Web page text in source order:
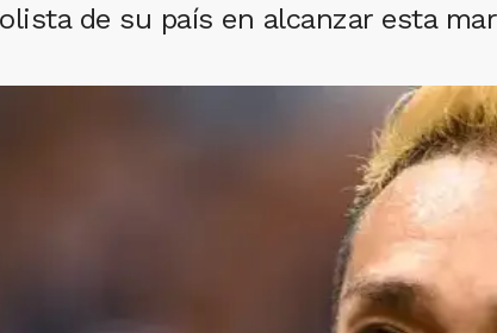
de su país en alcanzar esta